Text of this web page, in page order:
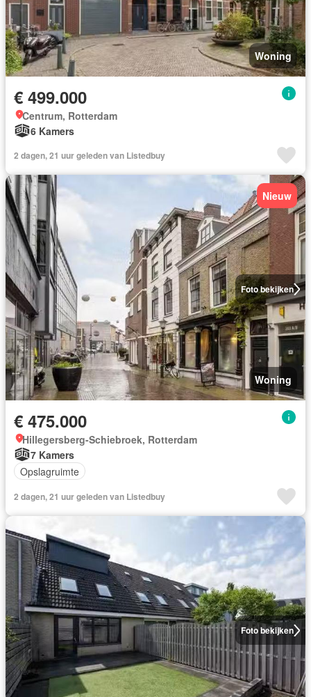
Woning
€ 499.000
Centrum, Rotterdam
6 Kamers
2 dagen, 21 uur geleden van Listedbuy
Foto bekijken
Nieuw
Woning
€ 475.000
Hillegersberg-Schiebroek, Rotterdam
7 Kamers
Opslagruimte
2 dagen, 21 uur geleden van Listedbuy
Foto bekijken